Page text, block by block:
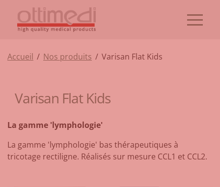
Accueil / Nos produits / Varisan Flat Kids
Varisan Flat Kids
La gamme 'lymphologie'
La gamme 'lymphologie' bas thérapeutiques à
tricotage rectiligne. Réalisés sur mesure CCL1 et CCL2.